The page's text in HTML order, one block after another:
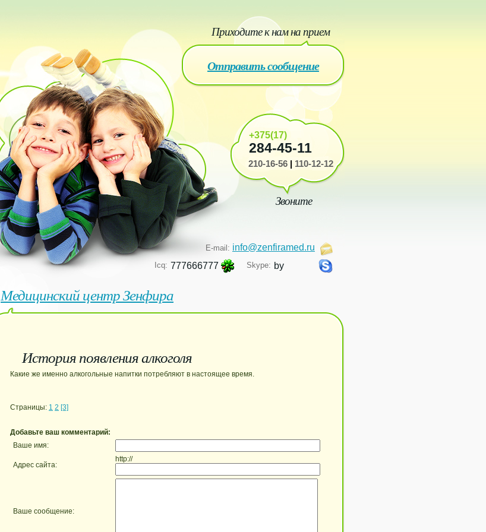
Приходите к нам на прием
Отправить сообщение
+375(17)
284-45-11
210-16-56 110-12-12
Звоните
E-mail: info@zenfiramed.ru
Icq: 777666777 Skype: by
Медицинский центр Зенфира
История появления алкоголя
Какие же именно алкогольные напитки потребляют в настоящее время.
Страницы: 1 2 [3]
Добавьте ваш комментарий:
Ваше имя:
Адрес сайта:
http://
Ваше сообщение: